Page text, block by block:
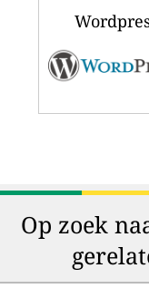
Op zoek